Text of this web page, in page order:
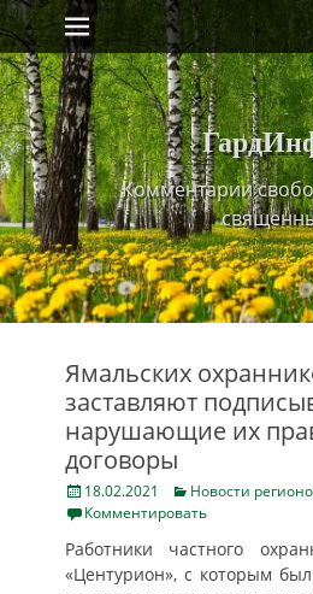
Skip
to
content
Primary Menu
Комментарии
Ямальских
заставляют
нарушающие их
договоры
Posted
on
18.02.2021 Categories
Новости
Комментировать
Работники частного
«Центурион», с которым